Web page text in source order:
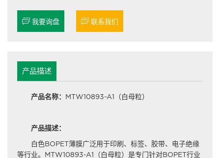
 我要询盘  联系我们
产品描述
产品名称： MTW10893-A1（白母粒）
产品描述：
白色BOPET薄膜广泛用于印刷、标签、胶带、电子绝缘
等行业。MTW10893-A1（白母粒）是专门针对BOPET行业